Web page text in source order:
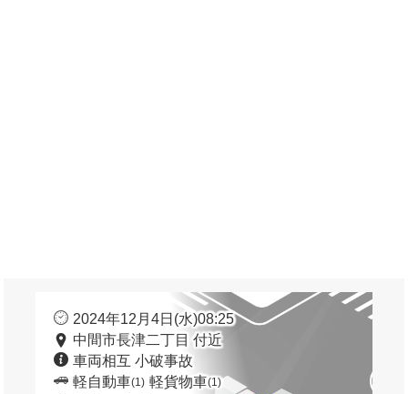
2024年12月4日(水)08:25
中間市長津二丁目 付近
車両相互 小破事故
軽自動車(1) 軽貨物車(1)